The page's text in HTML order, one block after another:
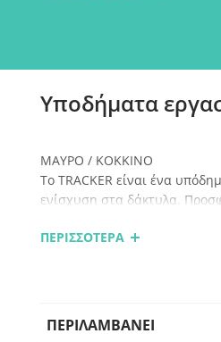
Υποδήματα
ΜΑΥΡΟ / ΚΟΚΚΙΝΟ
Το TRACKER είναι ένα
ενίσχυση στα δάκτυλα.
ΠΕΡΙΣΣΟΤΕΡΑ
ΠΕΡΙΛΑΜΒΑΝΕΙ